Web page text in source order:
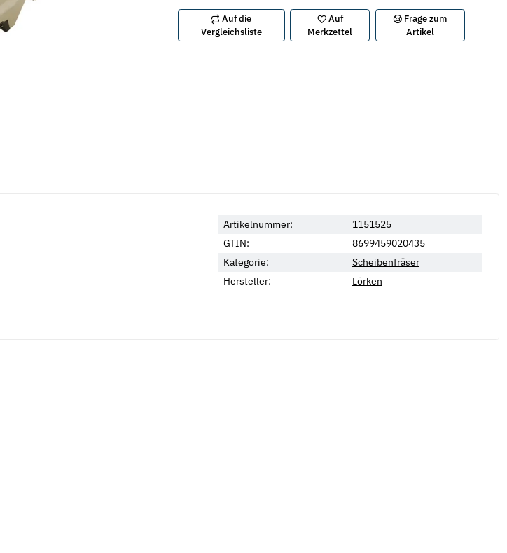
Auf die
Vergleichsliste
Auf
Merkzettel
Frage zum
Artikel
Artikelnummer:
1151525
GTIN:
8699459020435
Kategorie:
Scheibenfräser
Hersteller:
Lörken